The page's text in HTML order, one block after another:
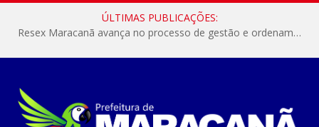
ÚLTIMAS PUBLICAÇÕES:
Resex Maracanã avança no processo de gestão e ordenamento do turismo em nossas áreas protegidas.